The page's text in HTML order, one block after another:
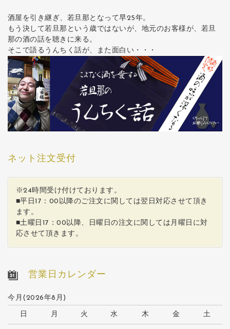
酒屋を引き継ぎ、若旦那となって早25年。
もう決して若旦那という歳ではないが、地元のお客様が、若旦
那の酒の話を聴きに来る。
そこで語るうんちく話が、また面白い・・・
ネット注文受付
※24時間受け付けております。
■平日17：00以降のご注文に関しては翌日対応させて頂き
ます。
■土曜日17：00以降、日曜日の注文に関しては月曜日に対
応させて頂きます。
営業日カレンダー
今月(2026年8月)
日 月 火 水 木 金 土